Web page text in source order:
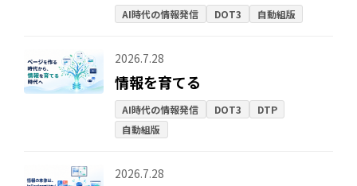
AI時代の情報発信 DOT3 自動組版
2026.7.28
情報を育てる
AI時代の情報発信 DOT3
DTP
自動組版
2026.7.28